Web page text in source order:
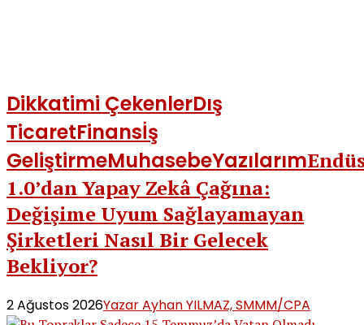
Dikkatimi ÇekenlerDış
TicaretFinansİş
GeliştirmeMuhasebeYazılarım
1.0’dan Yapay Zekâ Çağına:
Değişime Uyum Sağlayamayan
Şirketleri Nasıl Bir Gelecek
Bekliyor?
2 Ağustos 2026Yazar Ayhan YILMAZ, SMMM/CPA